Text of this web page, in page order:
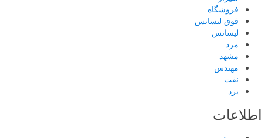
فروشگاه
فوق لیسانس
لیسانس
مرد
مشهد
مهندس
نفت
یزد
اطلاعات